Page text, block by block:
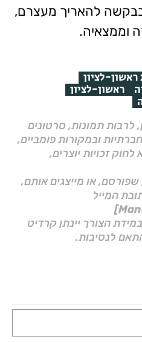
בבקשה להאריך מעצרם,
וממצאיה.
לציון
ראשון-לציון
לרבות תמונות, סרטונים
ובמקורות פומביים,
להוראות סעיף 27א לחוק זכויות יוצרים,
או מייצגים אותם,
המייל
הצורך יינתן קרדיט
לנסיבות.